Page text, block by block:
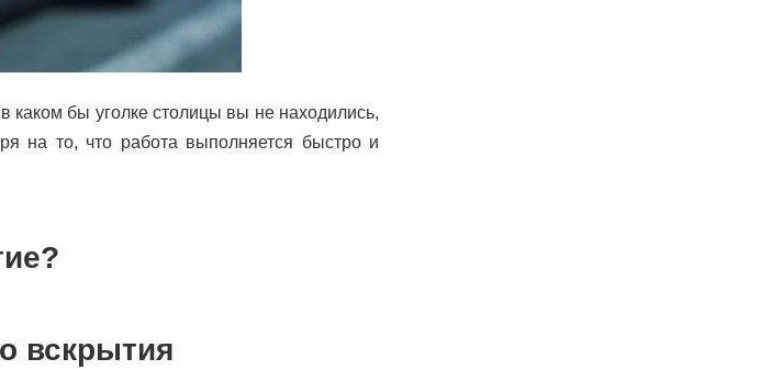
каком бы уголке столицы вы не находились,
на то, что работа выполняется быстро и
вскрытия